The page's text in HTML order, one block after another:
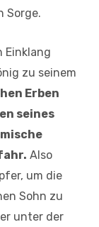
Sorge.
Einklang
zu seinem
Erben
seines
Also
um die
Sohn zu
unter der